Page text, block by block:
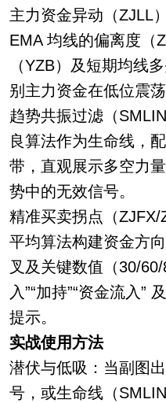
主力资金异动（ZJLL
EMA 均线的偏离度（
（YZB）及短期均线
别主力资金在低位震
趋势共振过滤（
良算法作为生命线，
带，直观展示多空力
势中的无效信号。
精准买卖拐点（
平均算法构建资金方
叉及关键数值（30/
入”“加持”“资金流入”
提示。
实战使用方法
潜伏与低吸：当副图
号，或生命线（